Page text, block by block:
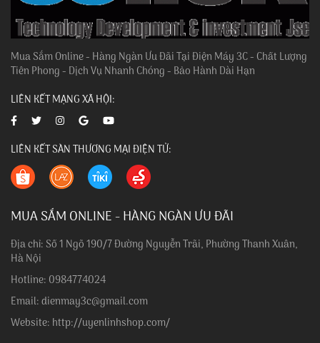
Mua Sắm Online - Hàng Ngàn Ưu Đãi Tại Điện Máy 3C - Chất Lượng
Tiên Phong - Dịch Vụ Nhanh Chóng - Bảo Hành Dài Hạn
LIÊN KẾT MẠNG XÃ HỘI:
LIÊN KẾT SÀN THƯƠNG MẠI ĐIỆN TỬ:
MUA SẮM ONLINE - HÀNG NGÀN ƯU ĐÃI
Địa chỉ: Số 1 Ngõ 190/7 Đường Nguyễn Trãi, Phường Thanh Xuân,
Hà Nội
Hotline: 0984774024
Email: dienmay3c@gmail.com
Website: http://uyenlinhshop.com/